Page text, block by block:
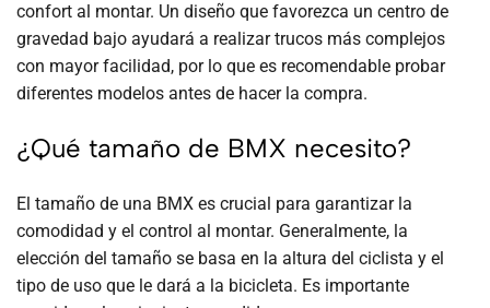
confort al montar. Un diseño que favorezca un centro de
gravedad bajo ayudará a realizar trucos más complejos
con mayor facilidad, por lo que es recomendable probar
diferentes modelos antes de hacer la compra.
¿Qué tamaño de BMX necesito?
El tamaño de una BMX es crucial para garantizar la
comodidad y el control al montar. Generalmente, la
elección del tamaño se basa en la altura del ciclista y el
tipo de uso que le dará a la bicicleta. Es importante